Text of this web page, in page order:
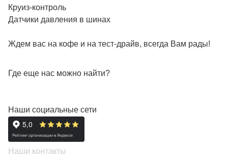
Круиз-контроль
Датчики давления в шинах
Ждем вас на кофе и на тест-драйв, всегда Вам рады!
Где еще нас можно найти?
Наши социальные сети
Наши контакты